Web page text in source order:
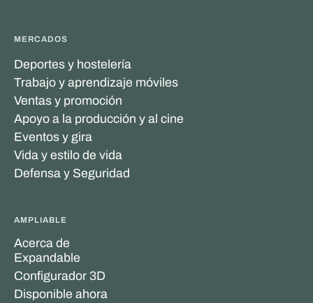
MERCADOS
Deportes y hostelería
Trabajo y aprendizaje móviles
Ventas y promoción
Apoyo a la producción y al cine
Eventos y gira
Vida y estilo de vida
Defensa y Seguridad
AMPLIABLE
Acerca de
Expandable
Configurador 3D
Disponible ahora